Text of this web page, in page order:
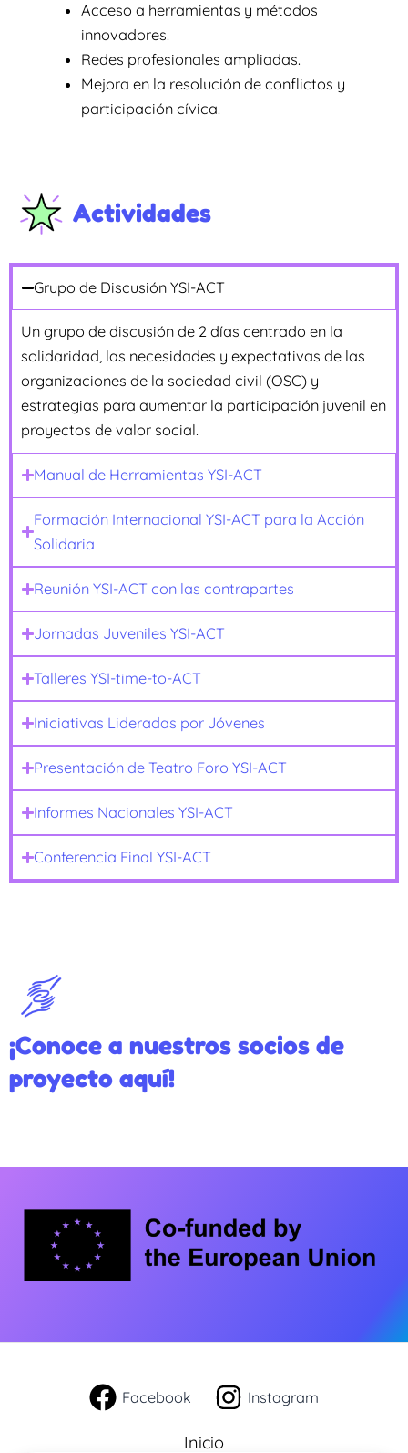
Acceso a herramientas y métodos
innovadores.
Redes profesionales ampliadas.
Mejora en la resolución de conflictos y
participación cívica.
Actividades
Grupo de Discusión YSI-ACT
Un grupo de discusión de 2 días centrado en la
solidaridad, las necesidades y expectativas de las
organizaciones de la sociedad civil (OSC) y
estrategias para aumentar la participación juvenil en
proyectos de valor social.
Manual de Herramientas YSI-ACT
Formación Internacional YSI-ACT para la Acción
Solidaria
Reunión YSI-ACT con las contrapartes
Jornadas Juveniles YSI-ACT
Talleres YSI-time-to-ACT
Iniciativas Lideradas por Jóvenes
Presentación de Teatro Foro YSI-ACT
Informes Nacionales YSI-ACT
Conferencia Final YSI-ACT
¡Conoce a nuestros socios de
proyecto aquí!
Facebook Instagram
Inicio